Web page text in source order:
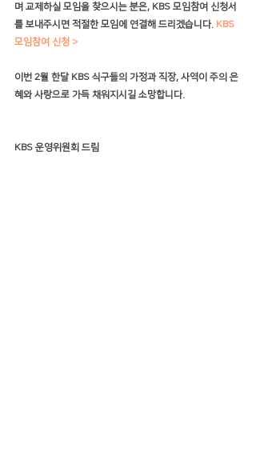
며 교제하실 모임을 찾으시는 분은, KBS 모임참여 신청서
를 보내주시면 적절한 모임에 연결해 드리겠습니다. KBS
모임참여 신청 >
이번 2월 한달 KBS 식구들의 가정과 직장, 사역이 주의 은
혜와 사랑으로 가득 채워지시길 소망합니다.
KBS 운영위원회 드림